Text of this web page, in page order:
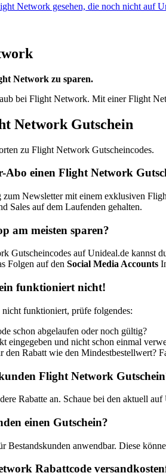
Network gesehen, die noch nicht auf
Network zu sparen.
bei Flight Network. Mit einer Flight
Network Gutschein
zu Flight Network Gutscheincodes.
Abo einen Flight Network
Newsletter mit einem exklusiven
Sales auf dem Laufenden gehalten.
am meisten sparen?
Gutscheincodes auf Unideal.de kannst
Folgen auf den Social Media Accounts
funktioniert nicht!
funktioniert, prüfe folgendes:
schon abgelaufen oder noch gültig?
eingegeben und nicht schon einmal
Rabatt wie den Mindestbestellwert?
Flight Network
Rabatte an. Schaue bei den aktuell
einen Gutschein?
Bestandskunden anwendbar. Diese
Rabattcode